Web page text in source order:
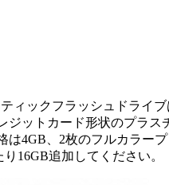
ィックフラッシュドライ
ットカード形状のプラス
4GB、2枚のフルカラー
16GB追加してください。